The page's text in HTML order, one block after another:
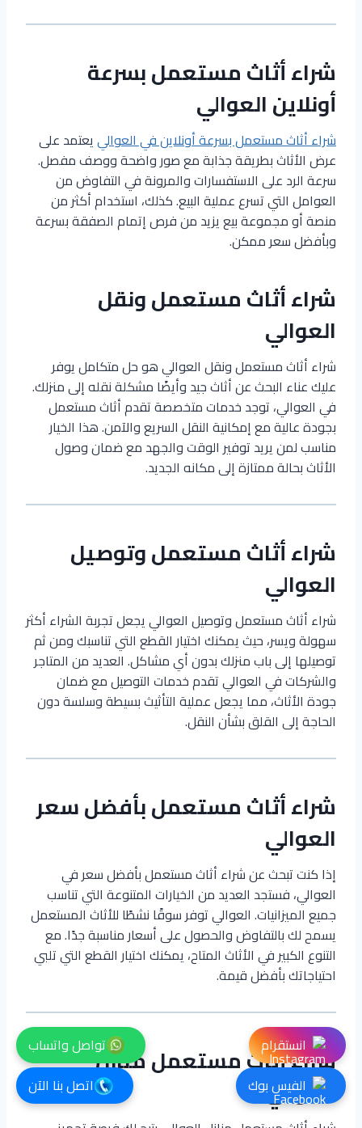
تواصل واتساب
اتصل بنا الآن
انستقرام
الفيس بوك
شراء أثاث مستعمل بسرعة
أونلاين العوالي
شراء أثاث مستعمل بسرعة أونلاين في العوالي يعتمد على
عرض الأثاث بطريقة جذابة مع صور واضحة ووصف مفصل.
سرعة الرد على الاستفسارات والمرونة في التفاوض من
العوامل التي تسرع عملية البيع. كذلك، استخدام أكثر من
منصة أو مجموعة بيع يزيد من فرص إتمام الصفقة بسرعة
وبأفضل سعر ممكن.
شراء أثاث مستعمل ونقل
العوالي
شراء أثاث مستعمل ونقل العوالي هو حل متكامل يوفر
عليك عناء البحث عن أثاث جيد وأيضًا مشكلة نقله إلى منزلك.
في العوالي، توجد خدمات متخصصة تقدم أثاث مستعمل
بجودة عالية مع إمكانية النقل السريع والآمن. هذا الخيار
مناسب لمن يريد توفير الوقت والجهد مع ضمان وصول
الأثاث بحالة ممتازة إلى مكانه الجديد.
شراء أثاث مستعمل وتوصيل
العوالي
شراء أثاث مستعمل وتوصيل العوالي يجعل تجربة الشراء أكثر
سهولة ويسر، حيث يمكنك اختيار القطع التي تناسبك ومن ثم
توصيلها إلى باب منزلك بدون أي مشاكل. العديد من المتاجر
والشركات في العوالي تقدم خدمات التوصيل مع ضمان
جودة الأثاث، مما يجعل عملية التأثيث بسيطة وسلسة دون
الحاجة إلى القلق بشأن النقل.
شراء أثاث مستعمل بأفضل سعر
العوالي
إذا كنت تبحث عن شراء أثاث مستعمل بأفضل سعر في
العوالي، فستجد العديد من الخيارات المتنوعة التي تناسب
جميع الميزانيات. العوالي توفر سوقًا نشطًا للأثاث المستعمل
يسمح لك بالتفاوض والحصول على أسعار مناسبة جدًا. مع
التنوع الكبير في الأثاث المتاح، يمكنك اختيار القطع التي تلبي
احتياجاتك بأفضل قيمة.
شراء أثاث مستعمل منازل
العوالي